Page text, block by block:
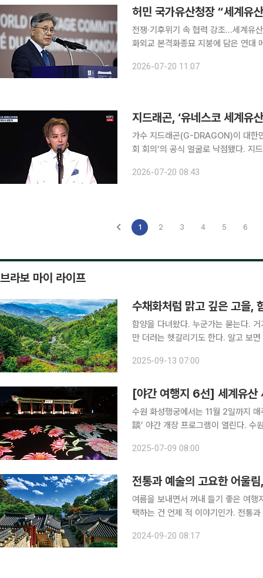
전쟁·기후위기 속 협력 강조…세계유
화외교 본격화종묘 지붕에 담은 연대 메시지…세계
2026-07-20 11:07
지드래곤, ‘유네스코 세계유
가수 지드래곤(G-DRAGON)이 대한
회 회의’의 공식 얼굴로 낙점됐다. 지드래곤은 19일 부산 벡스코(BEXCO)에서 열린 ‘제48차 유네
한국이 유네스코 세계유산협약 가입
2026-07-20 08:43
1 2 3 4 5 6
브라보 마이 라이프
수채화처럼 맑고 깊은 고을,
함양을 다녀왔다. 누군가는 묻는다.
만 더러는 헷갈리기도 한다. 알고 보
싶을 때가 있다. 이럴 때 차를 몰아 구
2025-09-13 07:00
[야간 여행지 6선] 세계유산
수원 화성행궁에서는 11월 2일까지
談’ 야간 개장 프로그램이 열린다. 수
시 10분, 7시 10분, 8시 10분부터 시
2025-07-09 08:00
전통과 예술의 고요한 어울
여름을 보내면서 꺼내 들기 좋은 여
택하는 건 언제 적 이야기인가. 전통
룬, 유・무형의 유교 문화 자원을 간
2024-09-20 08:17